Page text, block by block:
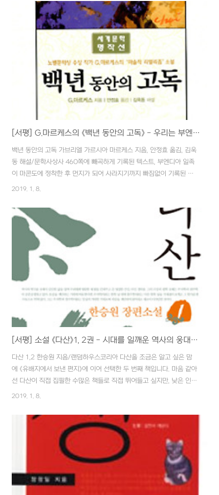
1839년 사진이라는 기술이 처음 발표되면서 회화와의 어정쩡한 싸움
은 시작된 거죠. 그 당시 웨스턴은 이렇게 말합니다. "사진은 여러 면에
서 회화를 부정해 왔고, 앞으로도 그렇게 될 것이다. 그러나 이 점에 대
해서 화가들은 깊이 감사해야 할 것이다." 《사진에 관하여》209쪽. 에반
스가 화가들의 지나친 자기방어의 완화를 위해 한 이 말은 결국, 정확한
재현이라는 지..
[서평] G.마르케스의 《백년 동안의 고독》 - 우리는 부엔디나 가문의 자손이다.
백년 동안의 고독 가브리엘 가르시아 마르케스 지음, 안정효 옮김, 김욱
동 해설/문학사상사 460쪽에 빼곡하게 기록된 텍스트, 부엔디아 일족
이 마콘도에 정착한 후 먼지가 되어 사라지기까지 빠짐없이 기록된 백
여 년의 역사를 들여다 보는데 주말의 황금 시간을 오롯이 쏟아부어도
침해지고 집중력까지 바닥을 보이며 소위 장편의 명작과의 소통이 녹녹
치 않음을 다시 한 번 실감합니다. 그럴때마다 눈에서만 맴도는 글을 혀
의 힘으로 힘겹게 머리로 보냈습니다. 잦은 낭독과 카페인의 도움으로
끙끙대며 마지막 마침표에 이르렀을 때는 멜키아데스의 양피지에 산스
크리트 어로 기록된 글을 번역하고 얽히고 섥힌 암호를 스스로 해독한
것 마냥 묘한 카타르시스를 느낄 수..
2019. 1. 8.
[서평] 소설 《다산》1, 2권 - 시대를 일깨운 역사의 웅대한 산
다산 1,2 한승원 지음/랜덤하우스코리아 다산을 조금은 알고 싶은 맘
에 《유배지에서 보낸 편지》에 이어 선택한 두 번째 책입니다. 마음 같아
선 다산이 직접 집필한 수많은 책들로 직접 뛰어들고 싶지만, 낮은 인문
학적 소양에 늘 머뭇거리게 됩니다. 그러한 마음이 동했는지 슬그머니
니다. 저자 한승원이 "나그네새처럼 서울살이하던 나를 전라도 장흥 바
닷가의 토굴로 끌고 내려와서 가두어놓고 기르면서, 선생의 사업을 흠
모하고 본받으며 살아온 지 올해로 13년째이다. 이 장편소설은 그 결과
물이다. 2권 319쪽" 라고 밝히고 있듯이 이 책은 저자가 오랜 세월 다
산의 웅대한 산속에서 해맨 결과로 다져진 등산로를 제공합니다. 다산
이라는 산의 외형을 파악..
2019. 1. 8.